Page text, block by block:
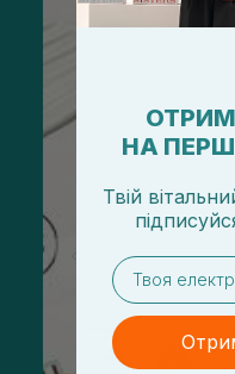
НА
Твій
email